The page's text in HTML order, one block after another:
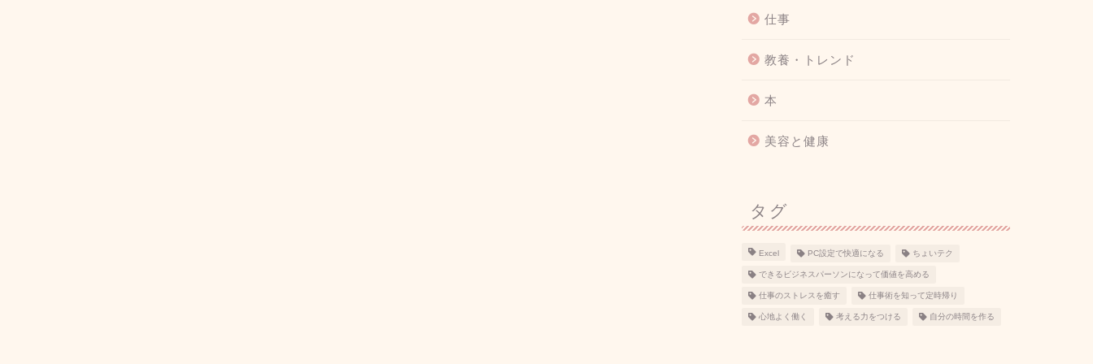
仕事
教養・トレンド
本
美容と健康
タグ
Excel PC設定で快適になる ちょいテク
できるビジネスパーソンになって価値を高める
仕事のストレスを癒す 仕事術を知って定時帰り
心地よく働く 考える力をつける 自分の時間を作る